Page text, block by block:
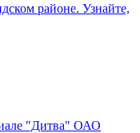
районе. Узнайте,
"Дитва" ОАО